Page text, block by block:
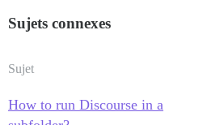
Sujets connexes
Sujet
How to run Discourse in a